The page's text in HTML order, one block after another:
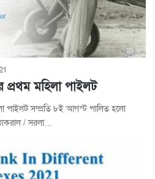
প্রথম মহিলা পাইলট
পাইলট সম্প্রতি ৮ই আগস্ট পালিত হলো
/ সরলা…